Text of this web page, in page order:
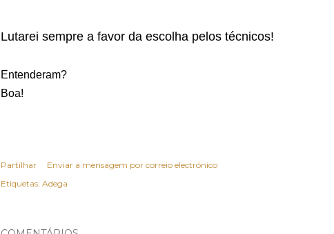
Lutarei sempre a favor da escolha pelos técnicos!
Entenderam?
Boa!
Partilhar
Enviar a mensagem por correio electrónico
Etiquetas: Adega